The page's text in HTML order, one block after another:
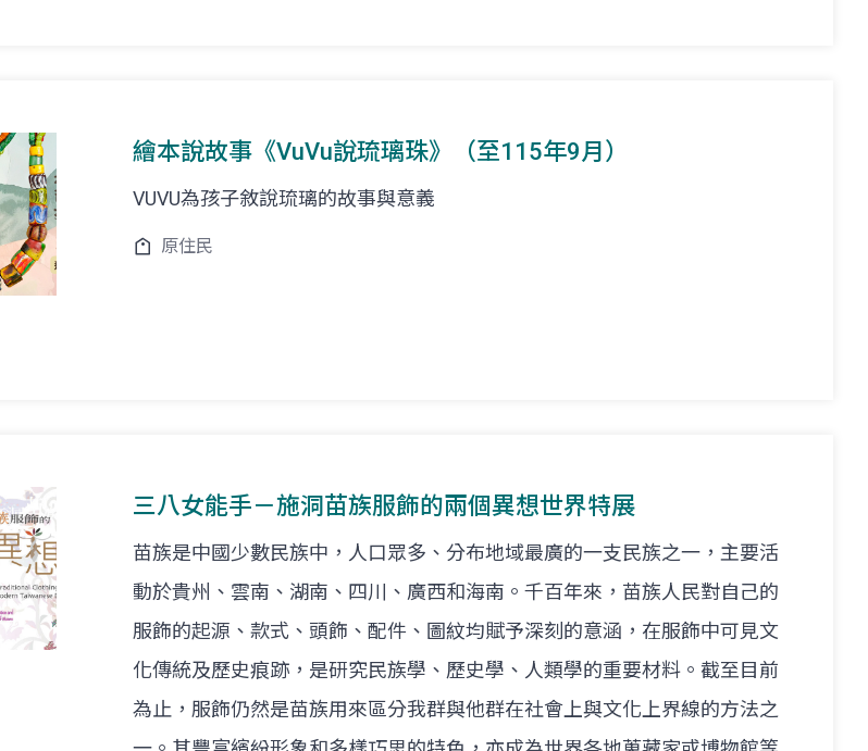
繪本說故事《VuVu說琉璃珠》（至115年9月）
VUVU為孩子敘說琉璃的故事與意義
原住民
三八女能手－施洞苗族服飾的兩個異想世界特展
苗族是中國少數民族中，人口眾多、分布地域最廣的一支民族之一，主要活
動於貴州、雲南、湖南、四川、廣西和海南。千百年來，苗族人民對自己的
服飾的起源、款式、頭飾、配件、圖紋均賦予深刻的意涵，在服飾中可見文
化傳統及歷史痕跡，是研究民族學、歷史學、人類學的重要材料。截至目前
為止，服飾仍然是苗族用來區分我群與他群在社會上與文化上界線的方法之